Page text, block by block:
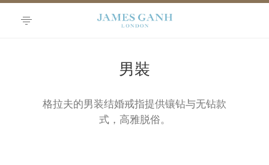
Skip
男裝
格拉夫的男装结婚戒指提供镶钻与无钻款
式，高雅脱俗。